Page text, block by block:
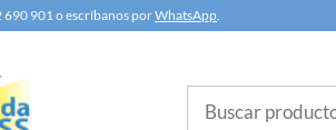
690 901 o escríbanos porWhatsApp.